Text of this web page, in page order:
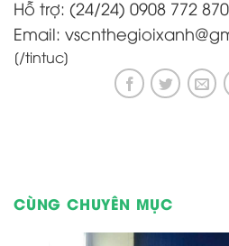
Hỗ trợ: (24/24) 0908 772 870
Email:
[/tintuc]
CÙNG CHUYÊN MỤC